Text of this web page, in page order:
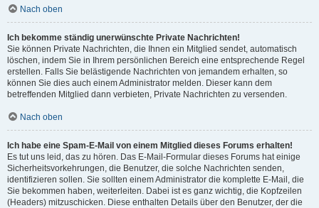
Nach oben
Ich bekomme ständig unerwünschte Private Nachrichten!
Sie können Private Nachrichten, die Ihnen ein Mitglied sendet, automatisch
löschen, indem Sie in Ihrem persönlichen Bereich eine entsprechende Regel
erstellen. Falls Sie belästigende Nachrichten von jemandem erhalten, so
können Sie dies auch einem Administrator melden. Dieser kann dem
betreffenden Mitglied dann verbieten, Private Nachrichten zu versenden.
Nach oben
Ich habe eine Spam-E-Mail von einem Mitglied dieses Forums erhalten!
Es tut uns leid, das zu hören. Das E-Mail-Formular dieses Forums hat einige
Sicherheitsvorkehrungen, die Benutzer, die solche Nachrichten senden,
identifizieren sollen. Sie sollten einem Administrator die komplette E-Mail, die
Sie bekommen haben, weiterleiten. Dabei ist es ganz wichtig, die Kopfzeilen
(Headers) mitzuschicken. Diese enthalten Details über den Benutzer, der die